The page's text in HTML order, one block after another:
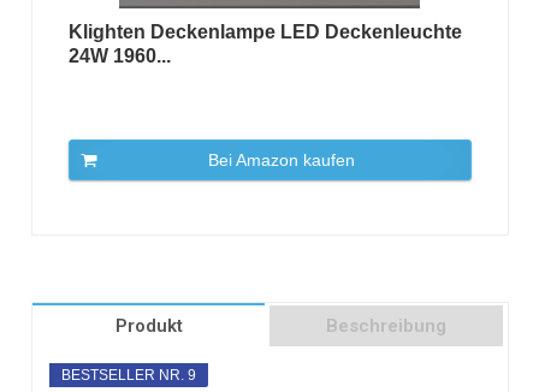
Klighten Deckenlampe LED Deckenleuchte
24W 1960...
Bei Amazon kaufen
Produkt Beschreibung
BESTSELLER NR. 9